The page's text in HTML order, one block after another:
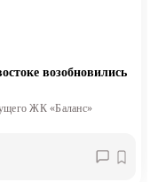
возобновились
ЖК «Баланс»